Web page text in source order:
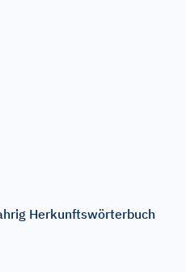
Herkunftswörterbuch